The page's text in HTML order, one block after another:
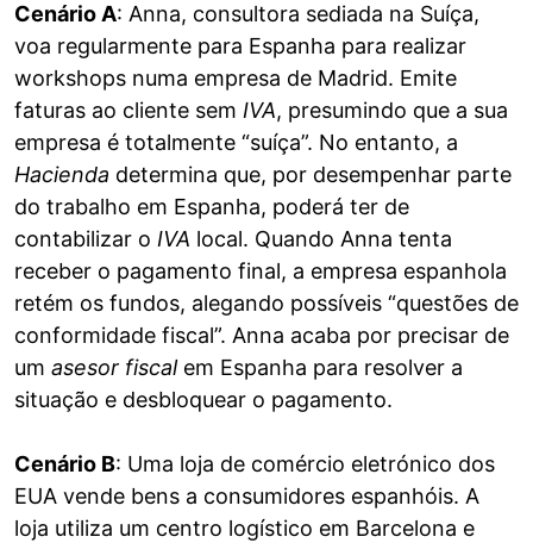
Cenário A: Anna, consultora sediada na Suíça,
voa regularmente para Espanha para realizar
workshops numa empresa de Madrid. Emite
faturas ao cliente sem IVA, presumindo que a sua
empresa é totalmente “suíça”. No entanto, a
Hacienda determina que, por desempenhar parte
do trabalho em Espanha, poderá ter de
contabilizar o IVA local. Quando Anna tenta
receber o pagamento final, a empresa espanhola
retém os fundos, alegando possíveis “questões de
conformidade fiscal”. Anna acaba por precisar de
um asesor fiscalem Espanha para resolver a
situação e desbloquear o pagamento.
Cenário B: Uma loja de comércio eletrónico dos
EUA vende bens a consumidores espanhóis. A
loja utiliza um centro logístico em Barcelona e